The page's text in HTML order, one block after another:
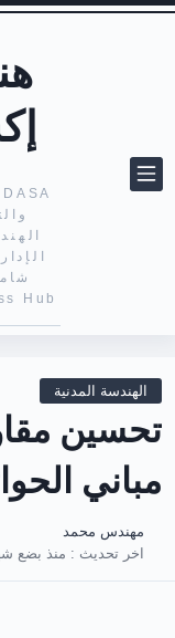
Hub.
الهندسة المدنية
تحسين
مباني
مهندس محمد
اخر تحديث : منذ بضع